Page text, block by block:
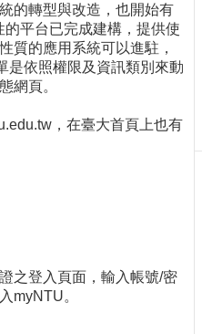
的轉型與改造，也開始有
平台已完成建構，提供使
質的應用系統可以進駐，
是依照權限及資訊類別來動
網頁。
，在臺大首頁上也有
之登入頁面，輸入帳號/密
myNTU。